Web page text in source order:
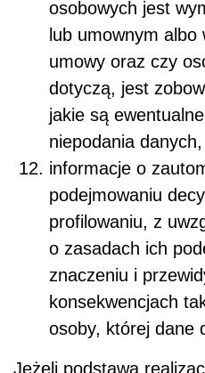
osobowych jest
lub umownym
umowy oraz czy
dotyczą, jest
jakie są
niepodania danych,
informacje o
podejmowaniu
profilowaniu, z
o zasadach ich
znaczeniu i
konsekwencjach
osoby, której dane
Jeżeli podstawą